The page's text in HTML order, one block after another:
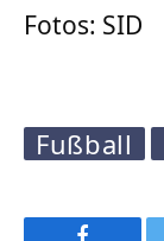
Fotos: SID
Fußball